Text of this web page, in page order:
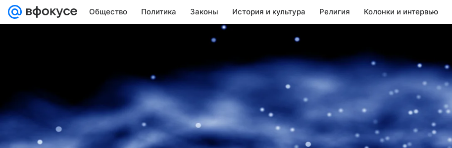
Общество Политика Законы История и культура Религия Колонки и интервью